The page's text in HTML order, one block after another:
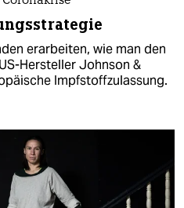
erarbeiten, wie man den
Hersteller Johnson &
Impfstoffzulassung.